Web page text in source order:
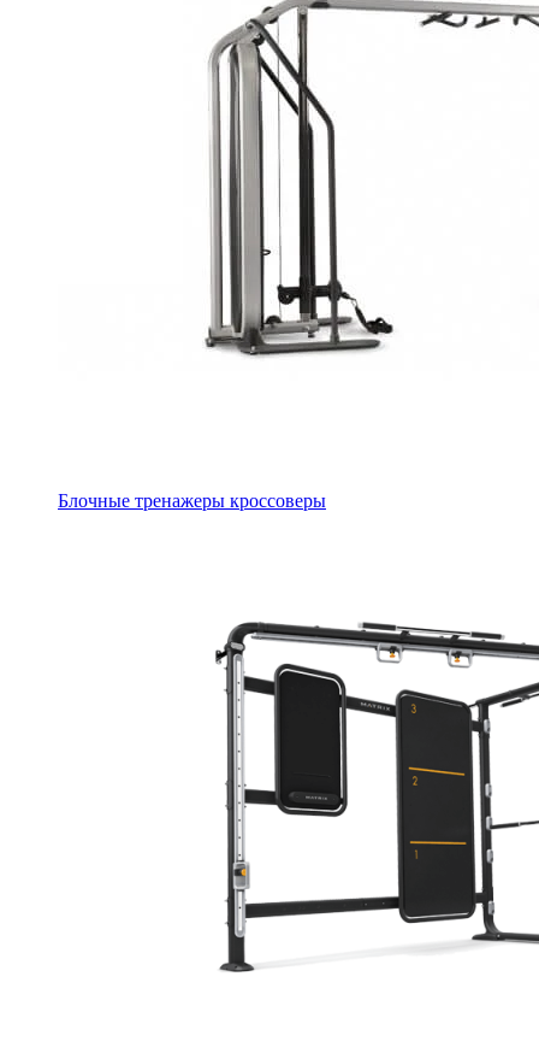
Блочные тренажеры кроссоверы